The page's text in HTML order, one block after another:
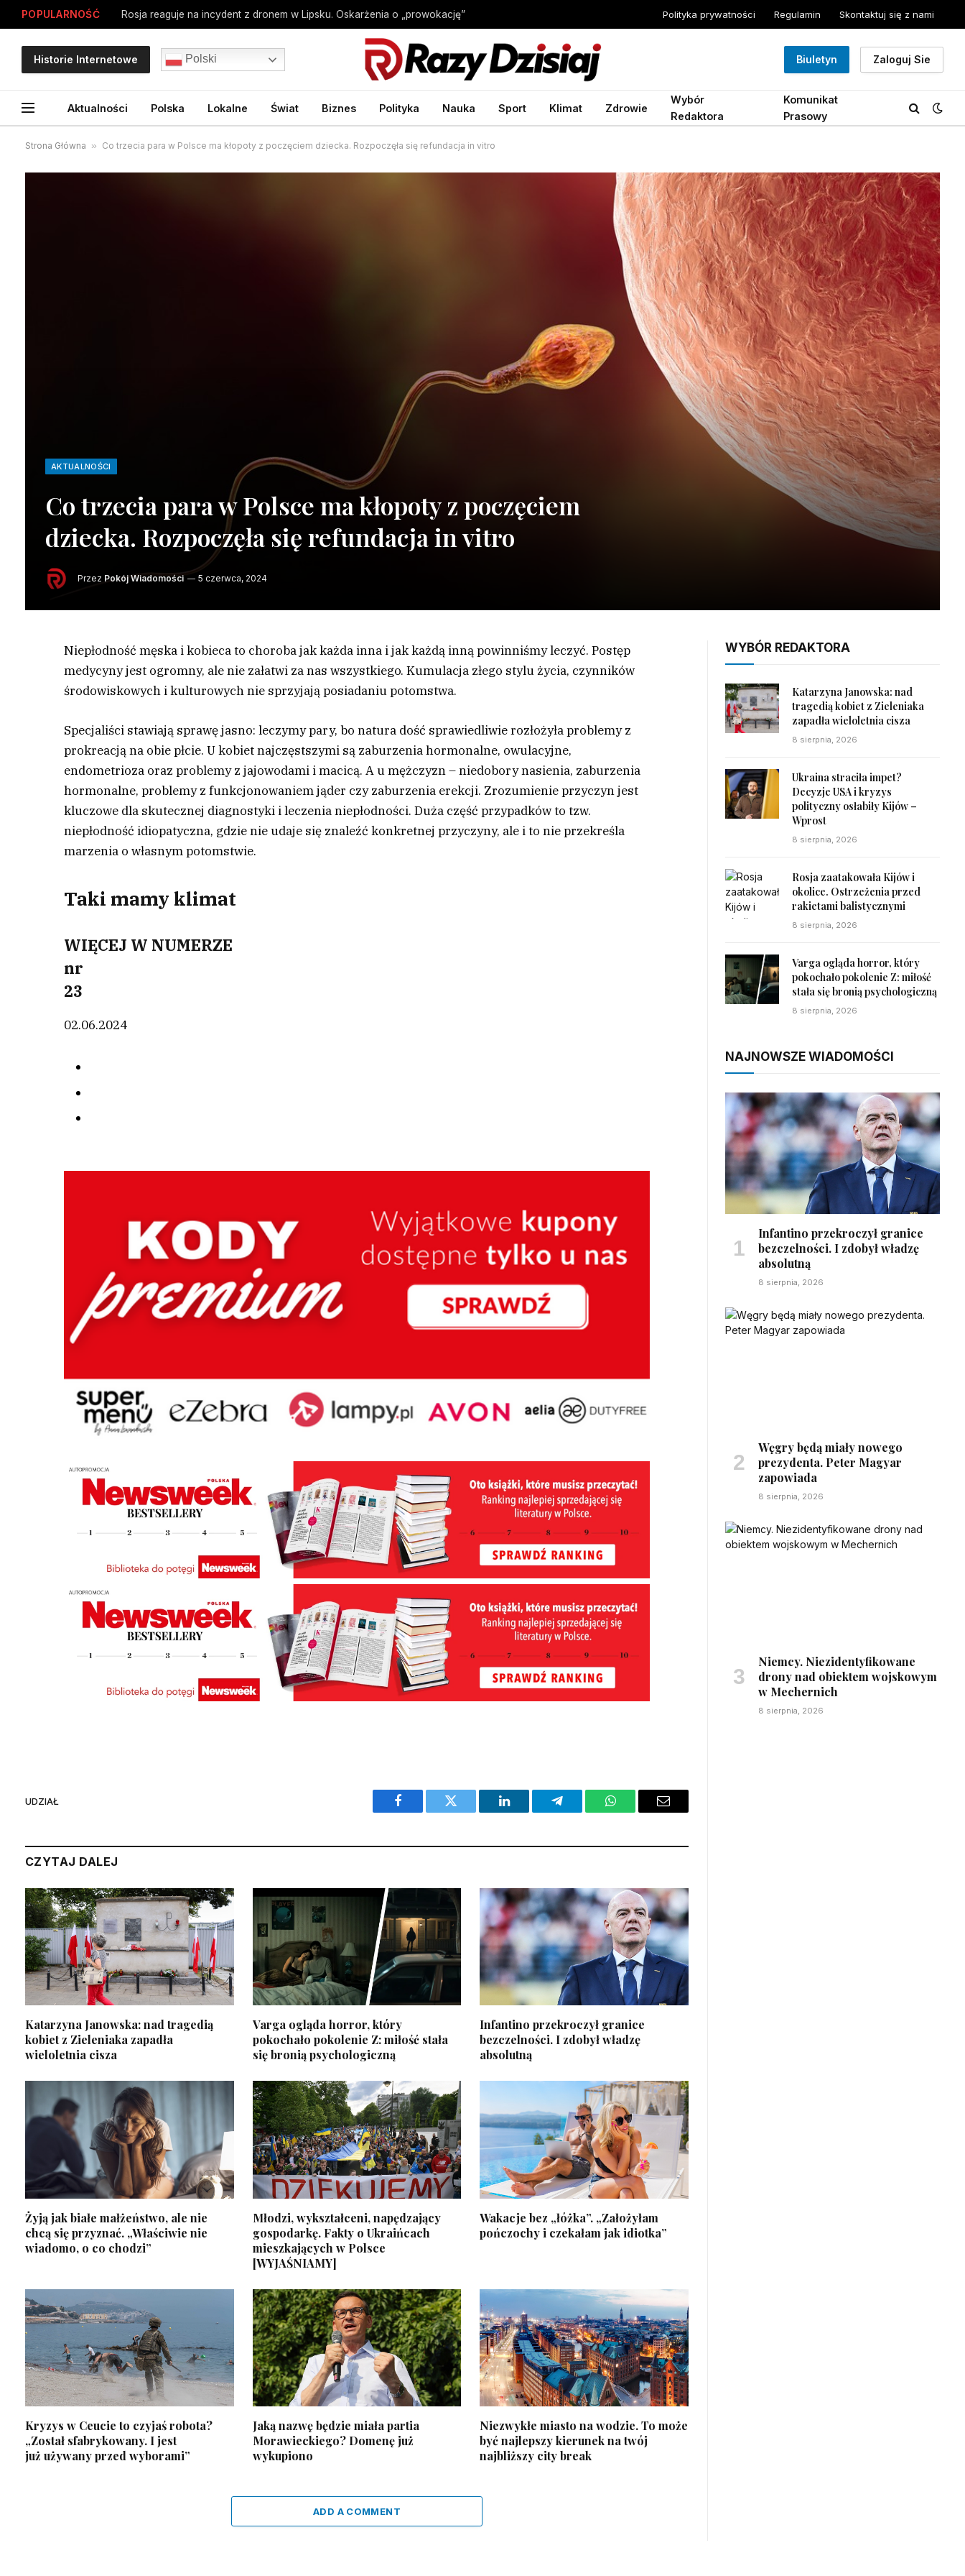
POPULARNOŚĆ Rosja reaguje na incydent z dronem w Lipsku. Oskarżenia o „prowokację” Polityka prywatności Regulamin Skontaktuj się z nami
Historie Internetowe Polski Biuletyn Zaloguj Sie
Aktualności Polska Lokalne Świat Biznes Polityka Nauka Sport Klimat Zdrowie
Wybór
Redaktora
Komunikat
Prasowy
Strona Główna » Co trzecia para w Polsce ma kłopoty z poczęciem dziecka. Rozpoczęła się refundacja in vitro
AKTUALNOŚCI
Co trzecia para w Polsce ma kłopoty z poczęciem
dziecka. Rozpoczęła się refundacja in vitro
Przez Pokój Wiadomości 5 czerwca, 2024
Niepłodność męska i kobieca to choroba jak każda inna i jak każdą inną powinniśmy leczyć. Postęp
medycyny jest ogromny, ale nie załatwi za nas wszystkiego. Kumulacja złego stylu życia, czynników
środowiskowych i kulturowych nie sprzyjają posiadaniu potomstwa.
Specjaliści stawiają sprawę jasno: leczymy pary, bo natura dość sprawiedliwie rozłożyła problemy z
prokreacją na obie płcie. U kobiet najczęstszymi są zaburzenia hormonalne, owulacyjne,
endometrioza oraz problemy z jajowodami i macicą. A u mężczyzn – niedobory nasienia, zaburzenia
hormonalne, problemy z funkcjonowaniem jąder czy zaburzenia erekcji. Zrozumienie przyczyn jest
kluczowe dla skutecznej diagnostyki i leczenia niepłodności. Duża część przypadków to tzw.
niepłodność idiopatyczna, gdzie nie udaje się znaleźć konkretnej przyczyny, ale i to nie przekreśla
marzenia o własnym potomstwie.
Taki mamy klimat
WIĘCEJ W NUMERZE
nr
23
02.06.2024
UDZIAŁ
Facebook Twitter LinkedIn Telegram WhatsAppEmail
CZYTAJ DALEJ
Katarzyna Janowska: nad tragedią
kobiet z Zieleniaka zapadła
wieloletnia cisza
Varga ogląda horror, który
pokochało pokolenie Z: miłość stała
się bronią psychologiczną
Infantino przekroczył granice
bezczelności. I zdobył władzę
absolutną
Żyją jak białe małżeństwo, ale nie
chcą się przyznać. „Właściwie nie
wiadomo, o co chodzi”
Młodzi, wykształceni, napędzający
gospodarkę. Fakty o Ukraińcach
mieszkających w Polsce
[WYJAŚNIAMY]
Wakacje bez „łóżka”. „Założyłam
pończochy i czekałam jak idiotka”
Kryzys w Ceucie to czyjaś robota?
„Został sfabrykowany. I jest
już używany przed wyborami”
Jaką nazwę będzie miała partia
Morawieckiego? Domenę już
wykupiono
Niezwykłe miasto na wodzie. To może
być najlepszy kierunek na twój
najbliższy city break
ADD A COMMENT
WYBÓR REDAKTORA
Katarzyna Janowska: nad
tragedią kobiet z Zieleniaka
zapadła wieloletnia cisza
8 sierpnia, 2026
Ukraina straciła impet?
Decyzje USA i kryzys
polityczny osłabiły Kijów –
Wprost
8 sierpnia, 2026
Rosja zaatakowała Kijów i
okolice. Ostrzeżenia przed
rakietami balistycznymi
8 sierpnia, 2026
Varga ogląda horror, który
pokochało pokolenie Z: miłość
stała się bronią psychologiczną
8 sierpnia, 2026
NAJNOWSZE WIADOMOŚCI
Infantino przekroczył granice
bezczelności. I zdobył władzę
absolutną
8 sierpnia, 2026
Węgry będą miały nowego
prezydenta. Peter Magyar
zapowiada
8 sierpnia, 2026
Niemcy. Niezidentyfikowane
drony nad obiektem wojskowym
w Mechernich
8 sierpnia, 2026